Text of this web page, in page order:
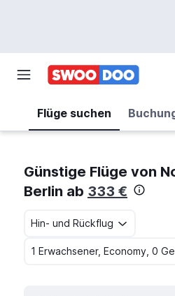
Flüge suchen
Günstige Flüge von
Berlin ab 333 €
Hin- und Rückflug
1 Erwachsener, Economy, 0